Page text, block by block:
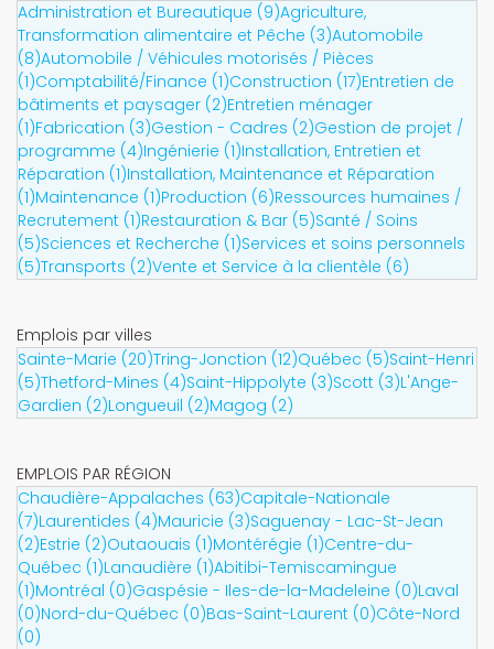
Administration et Bureautique (9)Agriculture,
Transformation alimentaire et Pêche (3)Automobile
(8)Automobile / Véhicules motorisés / Pièces
(1)Comptabilité/Finance (1)Construction (17)Entretien de
bâtiments et paysager (2)Entretien ménager
(1)Fabrication (3)Gestion - Cadres (2)Gestion de projet /
programme (4)Ingénierie (1)Installation, Entretien et
Réparation (1)Installation, Maintenance et Réparation
(1)Maintenance (1)Production (6)Ressources humaines /
Recrutement (1)Restauration & Bar (5)Santé / Soins
(5)Sciences et Recherche (1)Services et soins personnels
(5)Transports (2)Vente et Service à la clientèle (6)
Emplois par villes
Sainte-Marie (20)Tring-Jonction (12)Québec (5)Saint-Henri
(5)Thetford-Mines (4)Saint-Hippolyte (3)Scott (3)L'Ange-
Gardien (2)Longueuil (2)Magog (2)
EMPLOIS PAR RÉGION
Chaudière-Appalaches (63)Capitale-Nationale
(7)Laurentides (4)Mauricie (3)Saguenay - Lac-St-Jean
(2)Estrie (2)Outaouais (1)Montérégie (1)Centre-du-
Québec (1)Lanaudière (1)Abitibi-Temiscamingue
(1)Montréal (0)Gaspésie - Iles-de-la-Madeleine (0)Laval
(0)Nord-du-Québec (0)Bas-Saint-Laurent (0)Côte-Nord
(0)